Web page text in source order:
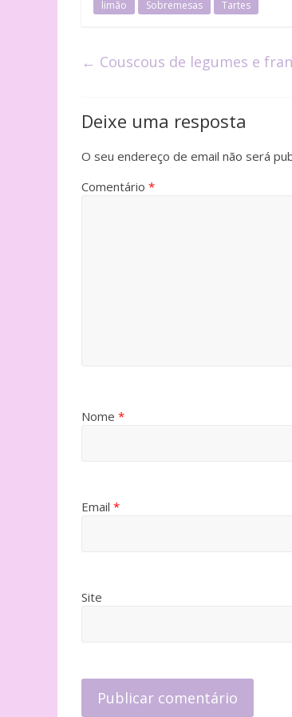
limão Sobremesas Tartes
← Couscous de legumes e
Deixe uma resposta
O seu endereço de email não será
Comentário *
Nome *
Email *
Site